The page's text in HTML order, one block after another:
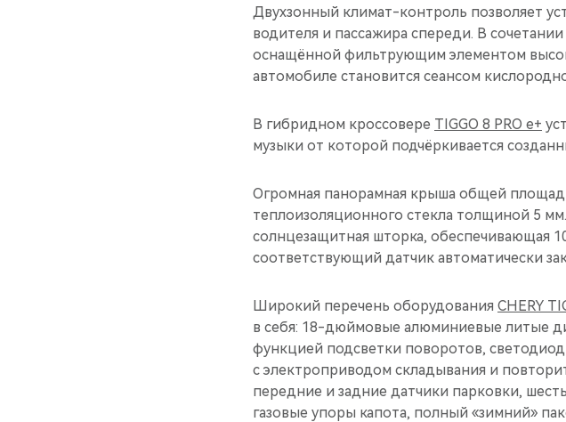
Двухзонный климат-контроль позволяет
водителя и пассажира спереди. В
оснащённой фильтрующим элементом
автомобиле становится сеансом
В гибридном кроссовере TIGGO 8 PRO e+
музыки от которой подчёркивается
Огромная панорамная крыша общей
теплоизоляционного стекла толщиной 5
солнцезащитная шторка, обеспечивающая
соответствующий датчик автоматически
Широкий перечень оборудования CHERY
в себя: 18-дюймовые алюминиевые литые
функцией подсветки поворотов,
с электроприводом складывания и
передние и задние датчики парковки,
газовые упоры капота, полный «зимний»